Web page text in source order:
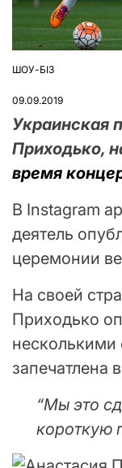
ОПУБЛІКУВАТИ
ШОУ-БІЗ
09.09.2019
Украинская
Приходько,
время
В Instagram
деятель
церемонии
На своей
Приходько
несколькими
запечатлена
“Мы это
короткую